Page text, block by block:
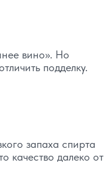
вино». Но
подделку.
запаха спирта
качество далеко от